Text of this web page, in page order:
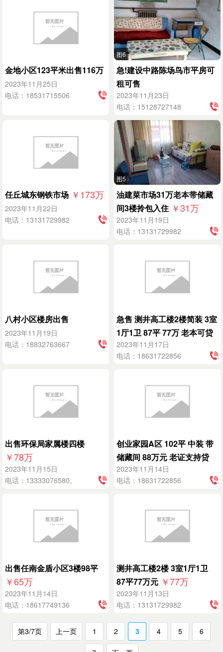
金地小区123平米出售116万
2023年11月25日
电话：18531715506
图6
急!建设中路陈场鸟市平房可
租可售
2023年11月23日
电话：15128727148
任丘城东钢铁市场 ￥173万
2023年11月22日
电话：13131729982
图5
油建菜市场31万老本带储藏
间3楼拎包入住 ￥31万
2023年11月19日
电话：13131729982
八村小区楼房出售
2023年11月19日
电话：18832763667
急售 测井高工楼2楼简装 3室
1厅1卫 87平 77万 老本可贷
款 ￥77万
2023年11月17日
电话：18631722856
出售环保局家属楼四楼
￥78万
2023年11月15日
电话：13333076580。
创业家园A区 102平 中装 带
储藏间 88万元 老证支持贷
款 ￥88万
2023年11月14日
电话：18631722856
出售任南金盾小区3楼98平
￥65万
2023年11月14日
电话：18617749136
测井高工楼2楼 3室1厅1卫
87平77万元 ￥77万
2023年11月13日
电话：13131729982
第3/7页 上一页 1 2 3 4 5 6